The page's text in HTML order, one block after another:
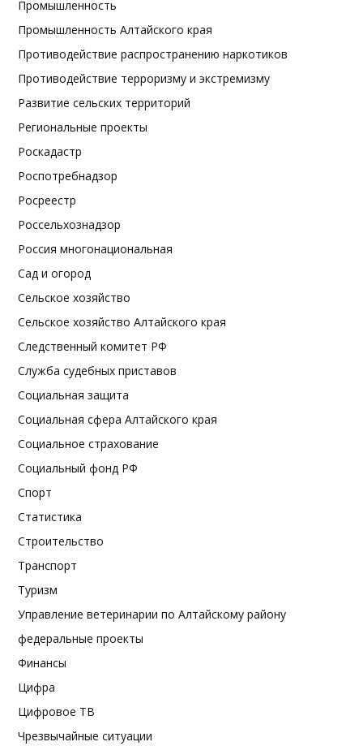
Промышленность
Промышленность Алтайского края
Противодействие распространению наркотиков
Противодействие терроризму и экстремизму
Развитие сельских территорий
Региональные проекты
Роскадастр
Роспотребнадзор
Росреестр
Россельхознадзор
Россия многонациональная
Сад и огород
Сельское хозяйство
Сельское хозяйство Алтайского края
Следственный комитет РФ
Служба судебных приставов
Социальная защита
Социальная сфера Алтайского края
Социальное страхование
Социальный фонд РФ
Спорт
Статистика
Строительство
Транспорт
Туризм
Управление ветеринарии по Алтайскому району
федеральные проекты
Финансы
Цифра
Цифровое ТВ
Чрезвычайные ситуации